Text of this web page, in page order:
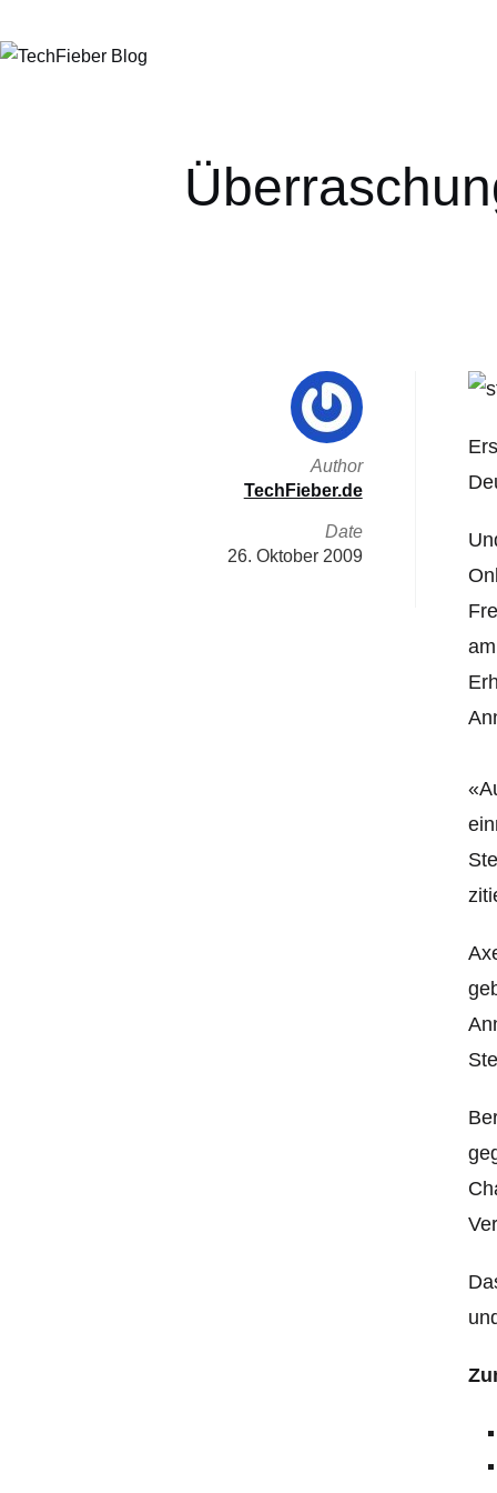
Author
TechFieber.de
Date
26. Oktober 2009